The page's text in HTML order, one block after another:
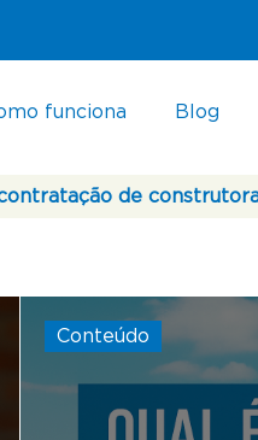
funciona Blog
de
Conteúdo